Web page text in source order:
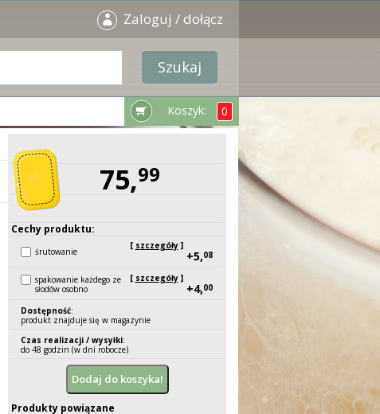
Zaloguj / dołącz
Koszyk: 0
75,99
Cechy produktu:
śrutowanie
[ szczegóły]
+5,08
spakowanie każdego ze
słodów osobno
[ szczegóły]
+4,00
Dostępność:
produkt znajduje się w magazynie
Czas realizacji / wysyłki:
do 48 godzin (w dni robocze)
Produkty powiązane